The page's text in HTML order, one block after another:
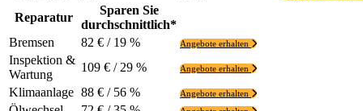
Reparatur
Sparen Sie
durchschnittlich*
Bremsen
82 € / 19 % Angebote erhalten
Inspektion &
Wartung
109 € / 29 % Angebote erhalten
Klimaanlage 88 € / 56 % Angebote erhalten